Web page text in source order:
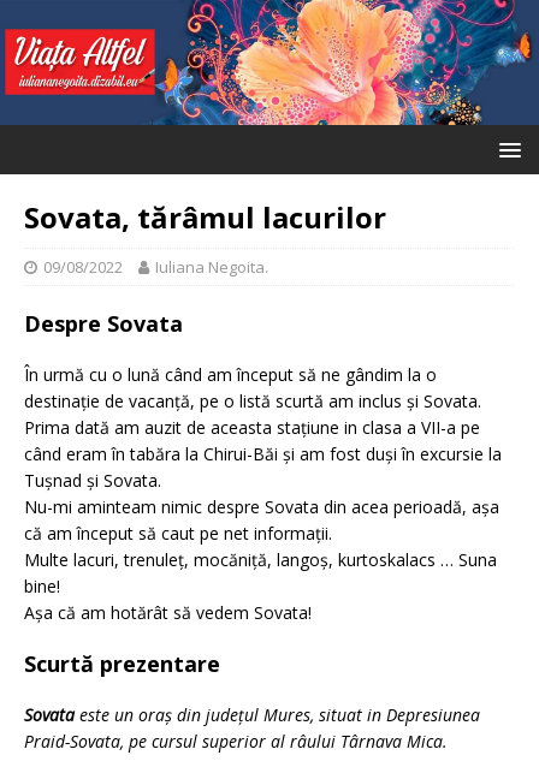
Sovata, tărâmul lacurilor
09/08/2022 Iuliana Negoita.
Despre Sovata
În urmă cu o lună când am început să ne gândim la o
destinație de vacanță, pe o listă scurtă am inclus și Sovata.
Prima dată am auzit de aceasta stațiune in clasa a VII-a pe
când eram în tabăra la Chirui-Băi și am fost duși în excursie la
Tușnad și Sovata.
Nu-mi aminteam nimic despre Sovata din acea perioadă, așa
că am început să caut pe net informații.
Multe lacuri, trenuleț, mocăniță, langoș, kurtoskalacs … Suna
bine!
Așa că am hotărât să vedem Sovata!
Scurtă prezentare
Sovataeste un oraș din județul Mures, situat in Depresiunea
Praid-Sovata, pe cursul superior al râului Târnava Mica.